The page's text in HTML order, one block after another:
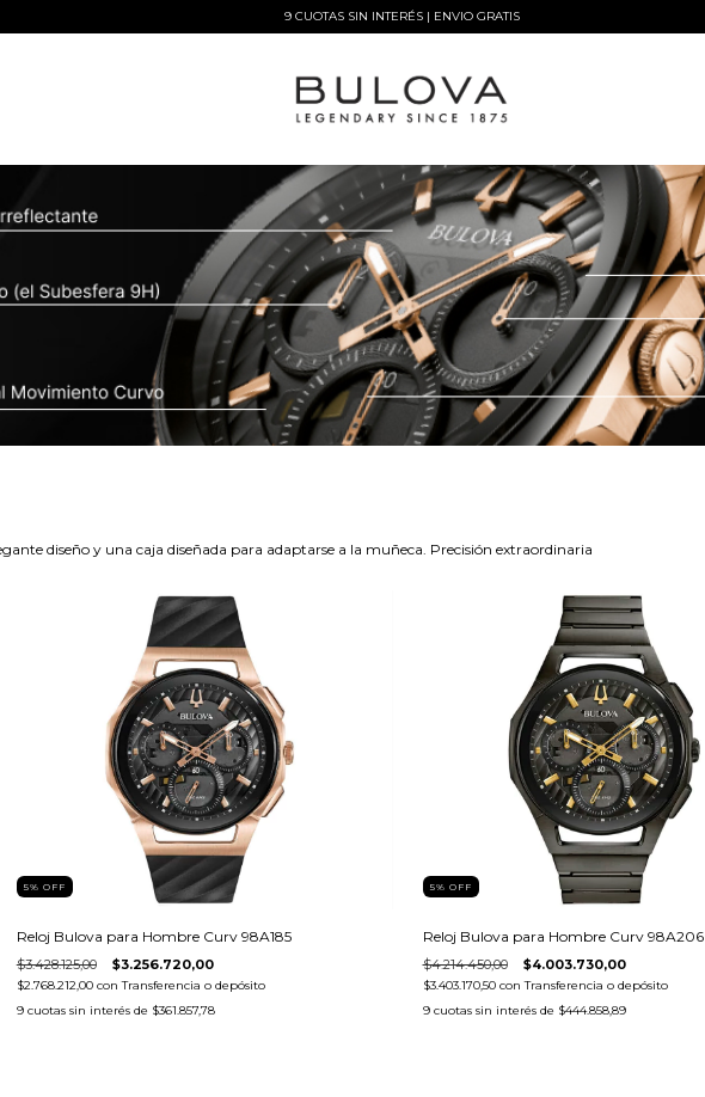
9 CUOTAS SIN INTERÉS | ENVIO GRATIS
diseño y una caja diseñada para adaptarse a la muñeca. Precisión extraordinaria
5% OFF
Reloj Bulova para Hombre Curv 98A185
$3.428.125,00 $3.256.720,00
$2.768.212,00 con Transferencia o depósito
9 cuotas sin interés de $361.857,78
5% OFF
Reloj Bulova para Hombre Curv 98A206
$4.214.450,00 $4.003.730,00
$3.403.170,50 con Transferencia o depósito
9 cuotas sin interés de $444.858,89